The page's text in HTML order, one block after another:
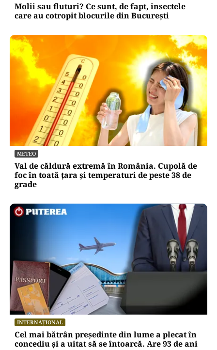
Molii sau fluturi? Ce sunt, de fapt, insectele
care au cotropit blocurile din București
METEO
Val de căldură extremă în România. Cupolă de
foc în toată țara și temperaturi de peste 38 de
grade
INTERNAȚIONAL
Cel mai bătrân președinte din lume a plecat în
concediu și a uitat să se întoarcă. Are 93 de ani